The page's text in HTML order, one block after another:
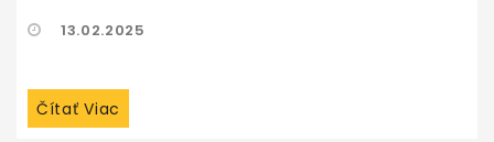
13.02.2025
Čítať Viac